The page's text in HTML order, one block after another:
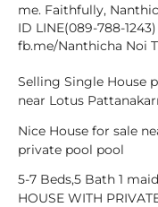
me. Faithfully,
ID LINE(089-788-
fb.me/Nanthicha Noi
Selling Single House
near Lotus
Nice House for sale
private pool pool
5-7 Beds,5 Bath 1
HOUSE WITH